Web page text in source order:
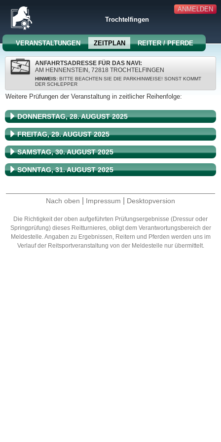
ANMELDEN
Trochtelfingen
VERANSTALTUNGEN ZEITPLAN REITER / PFERDE
ANFAHRTSADRESSE FÜR DAS NAVI:
AM HENNENSTEIN, 72818 TROCHTELFINGEN
HINWEIS: BITTE BEACHTEN SIE DIE PARKHINWEISE! SONST KOMMT
DER SCHLEPPER
Weitere Prüfungen der Veranstaltung in zeitlicher Reihenfolge:
DONNERSTAG, 28. AUGUST 2025
FREITAG, 29. AUGUST 2025
SAMSTAG, 30. AUGUST 2025
SONNTAG, 31. AUGUST 2025
Nach oben Impressum Desktopversion
Die Richtigkeit der oben aufgeführten Prüfungsergebnisse (Dressur oder
Springprüfung) dieses Reitturnieres, obligt dem Verantwortungsbereich der
Meldestelle. Angaben zu Ergebnissen, Reitern und Pferden werden uns im
Verlauf der Reitsportveranstaltung von der Meldestelle nur übermittelt.